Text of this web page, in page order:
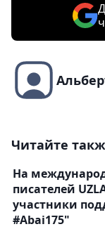
Читайте
На
писателей
участники
#Abai175"